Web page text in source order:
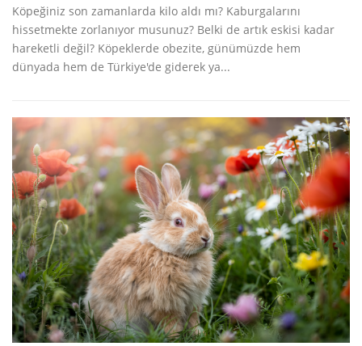
Köpeğiniz son zamanlarda kilo aldı mı? Kaburgalarını
hissetmekte zorlanıyor musunuz? Belki de artık eskisi kadar
hareketli değil? Köpeklerde obezite, günümüzde hem
dünyada hem de Türkiye'de giderek ya...